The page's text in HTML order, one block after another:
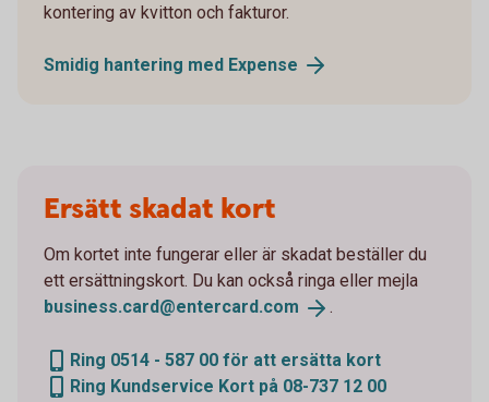
kontering av kvitton och fakturor.
Smidig hantering med Expense
Ersätt skadat kort
Om kortet inte fungerar eller är skadat beställer du
ett ersättningskort. Du kan också ringa eller mejla
business.card@entercard.com .
Ring 0514 - 587 00 för att ersätta kort
Ring Kundservice Kort på 08-737 12 00